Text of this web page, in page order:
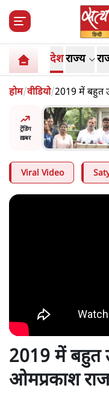
देशराज्य
होम/वीडियो/2019 में बहुत
ट्रेंडिंग
ख़बर
पर मोदी-
Viral Video
2019 में बहुत
ओमप्रकाश